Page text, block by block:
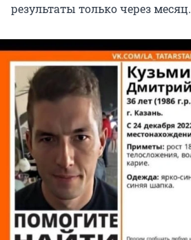
результаты только через месяц.